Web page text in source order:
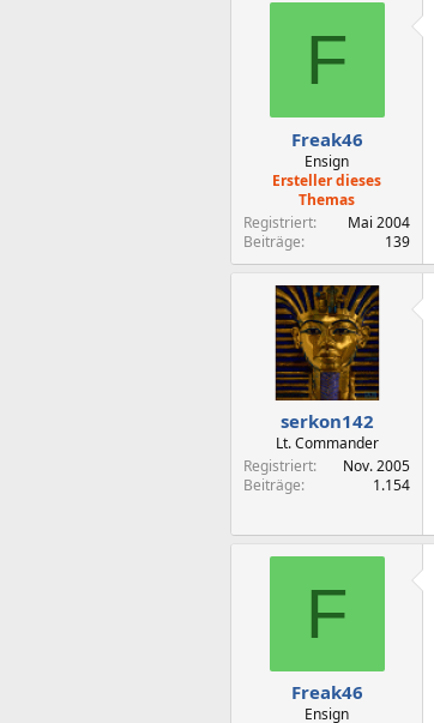
F
Freak46
Ensign
Ersteller dieses
Themas
Registriert
Mai 2004
Beiträge
139
serkon142
Lt. Commander
Registriert
Nov. 2005
Beiträge
1.154
F
Freak46
Ensign